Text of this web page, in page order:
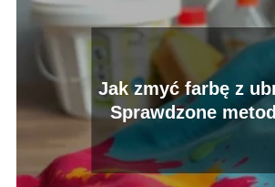
Jak zmyć farbę z
Sprawdzone
porady